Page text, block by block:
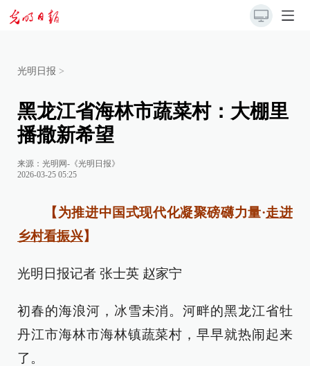
光明日报 >
黑龙江省海林市蔬菜村：大棚里
播撒新希望
来源： 光明网-《光明日报》
2026-03-25 05:25
【为推进中国式现代化凝聚磅礴力量·走进
乡村看振兴】
光明日报记者 张士英 赵家宁
初春的海浪河，冰雪未消。河畔的黑龙江省牡
丹江市海林市海林镇蔬菜村，早早就热闹起来
了。